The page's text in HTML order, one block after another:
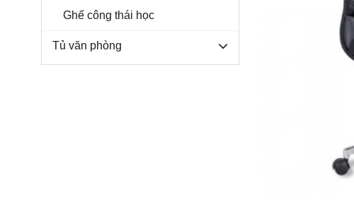
Môn, TP.
Ghế công thái học
Tủ văn phòng